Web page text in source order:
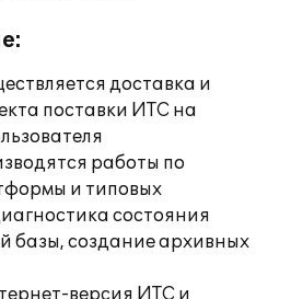
доставка и
поставки ИТС на
работы по
и типовых
состояния
базы, создание архивных
версия ИТС и